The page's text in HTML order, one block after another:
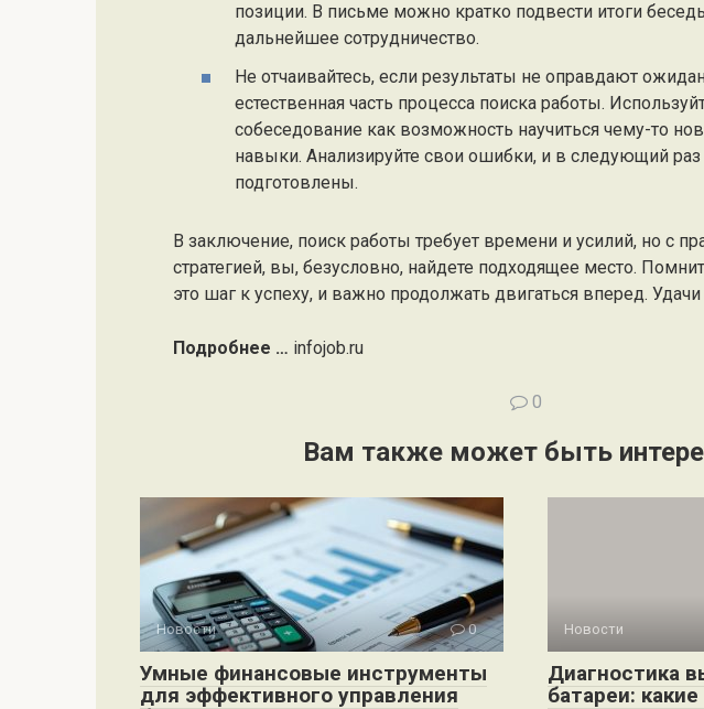
позиции. В письме можно кратко подвести итоги
дальнейшее сотрудничество.
Не отчаивайтесь, если результаты не оправдают
естественная часть процесса поиска работы.
собеседование как возможность научиться чему-то
навыки. Анализируйте свои ошибки, и в следующий
подготовлены.
В заключение, поиск работы требует времени и усилий, но с
стратегией, вы, безусловно, найдете подходящее место.
это шаг к успеху, и важно продолжать двигаться вперед.
Подробнее … infojob.ru
0
Вам также может быть
Новости 0
Умные финансовые инструменты
для эффективного управления
Новости
Диагностика
батареи: